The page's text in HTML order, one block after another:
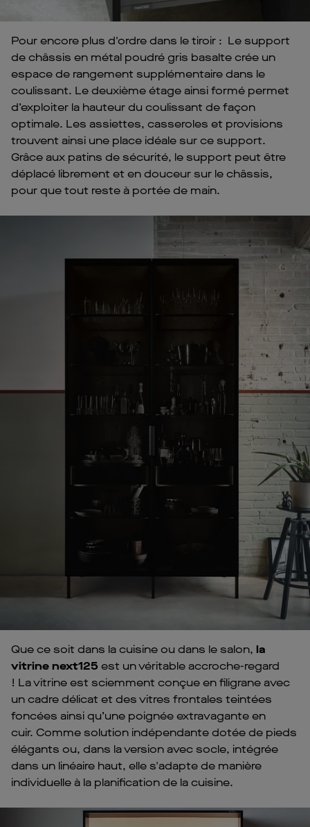
Pour encore plus d'ordre dans le tiroir : Le support
de châssis en métal poudré gris basalte crée un
espace de rangement supplémentaire dans le
coulissant. Le deuxième étage ainsi formé permet
d’exploiter la hauteur du coulissant de façon
optimale. Les assiettes, casseroles et provisions
trouvent ainsi une place idéale sur ce support.
Grâce aux patins de sécurité, le support peut être
déplacé librement et en douceur sur le châssis,
pour que tout reste à portée de main.
Que ce soit dans la cuisine ou dans le salon, la
vitrine next125 est un véritable accroche-regard
! La vitrine est sciemment conçue en filigrane avec
un cadre délicat et des vitres frontales teintées
foncées ainsi qu’une poignée extravagante en
cuir. Comme solution indépendante dotée de pieds
élégants ou, dans la version avec socle, intégrée
dans un linéaire haut, elle s'adapte de manière
individuelle à la planification de la cuisine.